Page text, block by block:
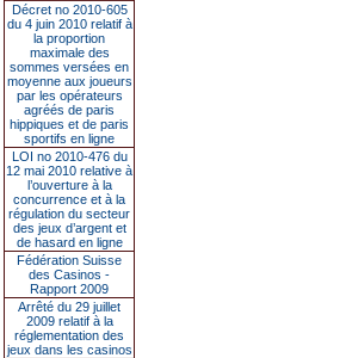
Décret no 2010-605
du 4 juin 2010 relatif à
la proportion
maximale des
sommes versées en
moyenne aux joueurs
par les opérateurs
agréés de paris
hippiques et de paris
sportifs en ligne
LOI no 2010-476 du
12 mai 2010 relative à
l’ouverture à la
concurrence et à la
régulation du secteur
des jeux d’argent et
de hasard en ligne
Fédération Suisse
des Casinos -
Rapport 2009
Arrêté du 29 juillet
2009 relatif à la
réglementation des
jeux dans les casinos